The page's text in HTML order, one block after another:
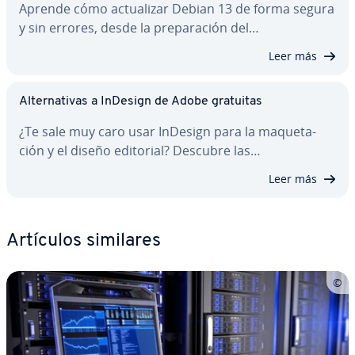
Aprende cómo ac­tua­li­zar Debian 13 de forma segura
y sin errores, desde la pre­pa­ra­ción del…
Leer más
Al­te­r­na­ti­vas a InDesign de Adobe gratuitas
¿Te sale muy caro usar InDesign para la ma­que­ta­
ción y el diseño editorial? Descubre las…
Leer más
Artículos similares